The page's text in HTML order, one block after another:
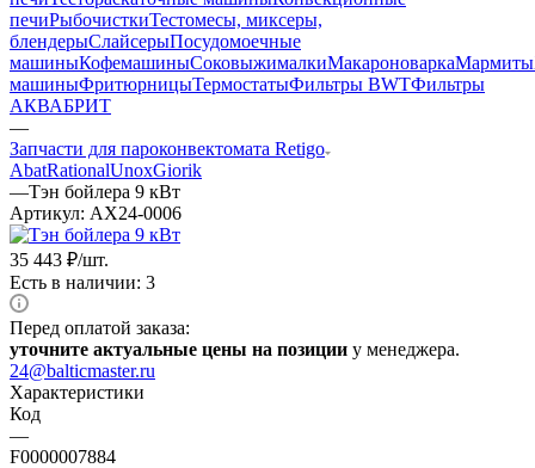
печиРыбочисткиТестомесы, миксеры,
блендерыСлайсерыПосудомоечные
машиныКофемашиныСоковыжималкиМакароноваркаМармиты
машиныФритюрницыТермостатыФильтры BWTФильтры
АКВАБРИТ
—
Запчасти для пароконвектомата Retigo
AbatRationalUnoxGiorik
—Тэн бойлера 9 кВт
Артикул: AX24-0006
35 443 ₽/шт.
Есть в наличии: 3
Перед оплатой заказа:
уточните актуальные цены на позиции у менеджера.
24@balticmaster.ru
Характеристики
Код
—
F0000007884